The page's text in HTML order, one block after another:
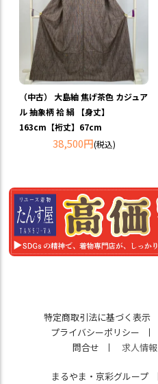
（中古） 大島紬 焦げ茶色 カジュア
ル 抽象柄 袷 絹 【身丈】
163cm【裄丈】67cm
38,500円(税込)
特定商取引法に基づく表示
プライバシーポリシー
問合せ
求人情報
まるやま・京彩グループ